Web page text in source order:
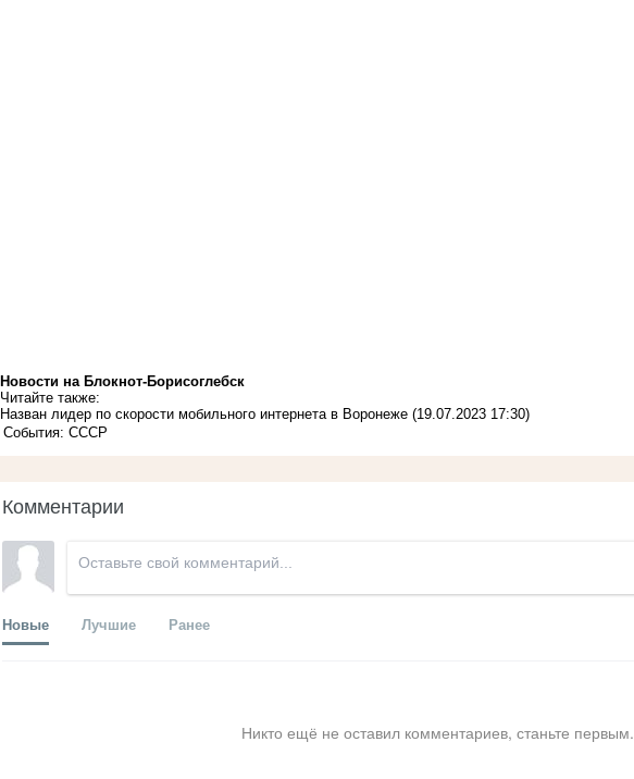
Новости на Блoкнoт-Борисоглебск
Читайте также:
Назван лидер по скорости мобильного интернета в Воронеже (19.07.2023 17:30)
События: СССР
Комментарии
Новые Лучшие Ранее
Никто ещё не оставил комментариев, станьте первым.